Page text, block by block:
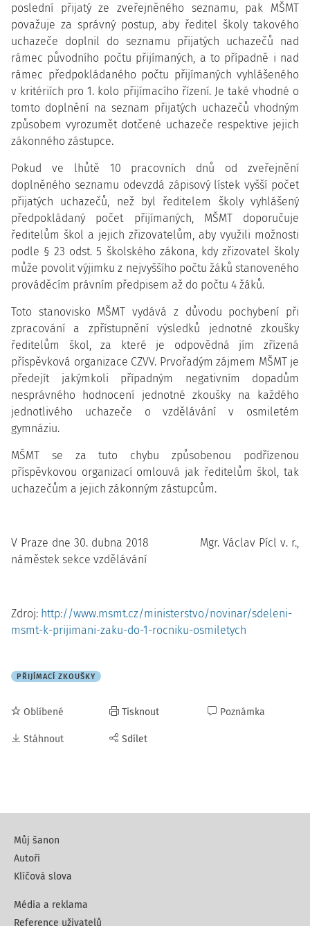
poslední přijatý ze zveřejněného seznamu, pak MŠMT
považuje za správný postup, aby ředitel školy takového
uchazeče doplnil do seznamu přijatých uchazečů nad
rámec původního počtu přijímaných, a to případně i nad
rámec předpokládaného počtu přijímaných vyhlášeného
v kritériích pro 1. kolo přijímacího řízení. Je také vhodné o
tomto doplnění na seznam přijatých uchazečů vhodným
způsobem vyrozumět dotčené uchazeče respektive jejich
zákonného zástupce.
Pokud ve lhůtě 10 pracovních dnů od zveřejnění
doplněného seznamu odevzdá zápisový lístek vyšší počet
přijatých uchazečů, než byl ředitelem školy vyhlášený
předpokládaný počet přijímaných, MŠMT doporučuje
ředitelům škol a jejich zřizovatelům, aby využili možnosti
podle § 23 odst. 5 školského zákona, kdy zřizovatel školy
může povolit výjimku z nejvyššího počtu žáků stanoveného
prováděcím právním předpisem až do počtu 4 žáků.
Toto stanovisko MŠMT vydává z důvodu pochybení při
zpracování a zpřístupnění výsledků jednotné zkoušky
ředitelům škol, za které je odpovědná jím zřízená
příspěvková organizace CZVV. Prvořadým zájmem MŠMT je
předejít jakýmkoli případným negativním dopadům
nesprávného hodnocení jednotné zkoušky na každého
jednotlivého uchazeče o vzdělávání v osmiletém
gymnáziu.
MŠMT se za tuto chybu způsobenou podřízenou
příspěvkovou organizací omlouvá jak ředitelům škol, tak
uchazečům a jejich zákonným zástupcům.
V Praze dne 30. dubna 2018 Mgr. Václav Pícl v. r.,
náměstek sekce vzdělávání
Zdroj: http://www.msmt.cz/ministerstvo/novinar/sdeleni-
msmt-k-prijimani-zaku-do-1-rocniku-osmiletych
PŘIJÍMACÍ ZKOUŠKY
Oblíbené
Stáhnout
Tisknout
Sdílet
Poznámka
Můj šanon
Autoři
Klíčová slova
Média a reklama
Reference uživatelů